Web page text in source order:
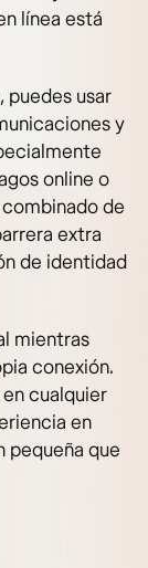
línea está
puedes usar
y
online o
de
extra
de identidad
mientras
conexión.
cualquier
en
pequeña que